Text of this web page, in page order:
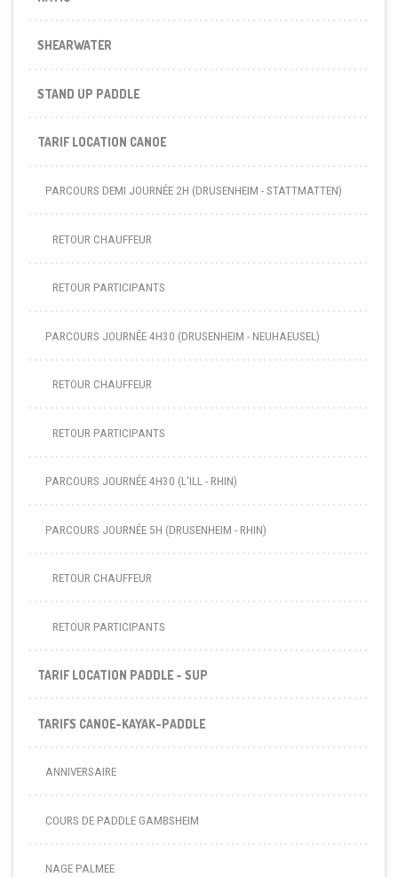
SHEARWATER
STAND UP PADDLE
TARIF LOCATION CANOE
PARCOURS DEMI JOURNÉE 2H (DRUSENHEIM - STATTMATTEN)
RETOUR CHAUFFEUR
RETOUR PARTICIPANTS
PARCOURS JOURNÉE 4H30 (DRUSENHEIM - NEUHAEUSEL)
RETOUR CHAUFFEUR
RETOUR PARTICIPANTS
PARCOURS JOURNÉE 4H30 (L'ILL - RHIN)
PARCOURS JOURNÉE 5H (DRUSENHEIM - RHIN)
RETOUR CHAUFFEUR
RETOUR PARTICIPANTS
TARIF LOCATION PADDLE - SUP
TARIFS CANOE-KAYAK-PADDLE
ANNIVERSAIRE
COURS DE PADDLE GAMBSHEIM
NAGE PALMEE